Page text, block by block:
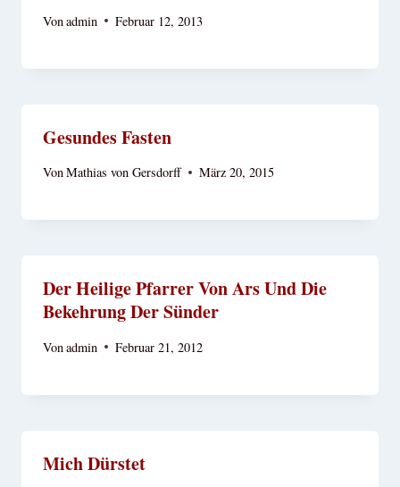
Vonadmin Februar 12, 2013
Gesundes Fasten
VonMathias von Gersdorff März 20, 2015
Der Heilige Pfarrer Von Ars Und Die
Bekehrung Der Sünder
Vonadmin Februar 21, 2012
Mich Dürstet